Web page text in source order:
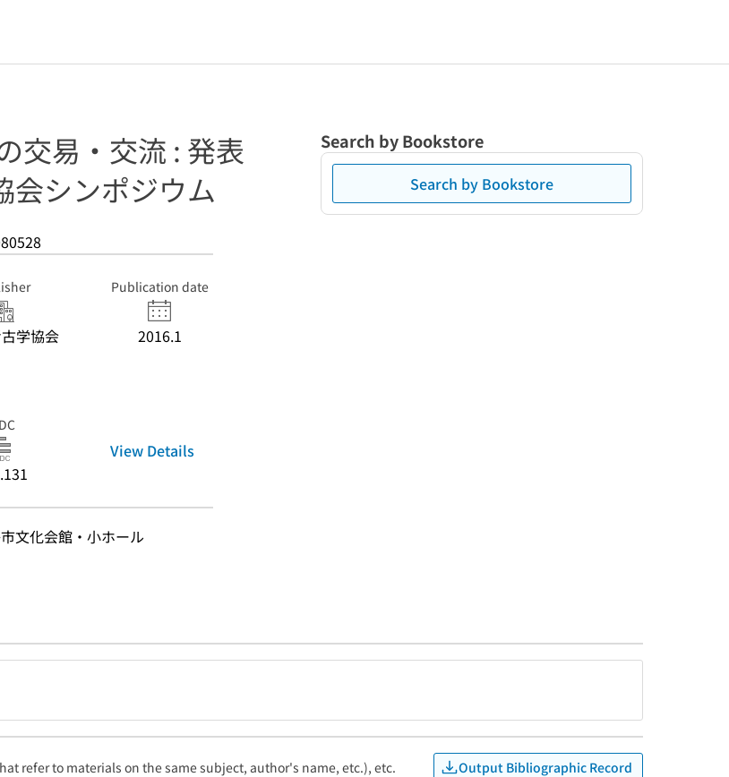
交易・交流 : 発表
会シンポジウム
学協会
Publication date
2016.1
View Details
文化会館・小ホール
Search by Bookstore
Search by Bookstore
refer to materials on the same subject, author's name, etc.), etc. Output Bibliographic Record